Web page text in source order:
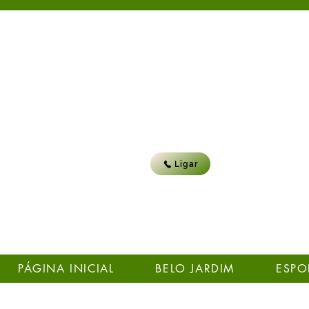
Ligar
PÁGINA INICIAL BELO JARDIM